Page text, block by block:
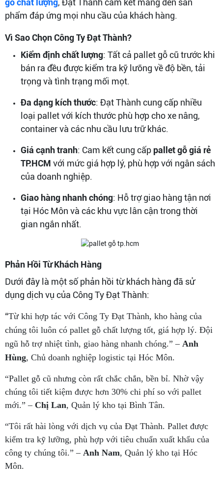
gỗ chất lượng, Đạt Thành cam kết mang đến sản
phẩm đáp ứng mọi nhu cầu của khách hàng.
Vì Sao Chọn Công Ty Đạt Thành?
Kiểm định chất lượng: Tất cả pallet gỗ cũ trước khi
bán ra đều được kiểm tra kỹ lưỡng về độ bền, tải
trọng và tình trạng mối mọt.
Đa dạng kích thước: Đạt Thành cung cấp nhiều
loại pallet với kích thước phù hợp cho xe nâng,
container và các nhu cầu lưu trữ khác.
Giá cạnh tranh: Cam kết cung cấp pallet gỗ giá rẻ
TP.HCM với mức giá hợp lý, phù hợp với ngân sách
của doanh nghiệp.
Giao hàng nhanh chóng: Hỗ trợ giao hàng tận nơi
tại Hóc Môn và các khu vực lân cận trong thời
gian ngắn nhất.
Phản Hồi Từ Khách Hàng
Dưới đây là một số phản hồi từ khách hàng đã sử
dụng dịch vụ của Công Ty Đạt Thành:
“Từ khi hợp tác với Công Ty Đạt Thành, kho hàng của
chúng tôi luôn có pallet gỗ chất lượng tốt, giá hợp lý. Đội
ngũ hỗ trợ nhiệt tình, giao hàng nhanh chóng.” – Anh
Hùng, Chủ doanh nghiệp logistic tại Hóc Môn.
“Pallet gỗ cũ nhưng còn rất chắc chắn, bền bỉ. Nhờ vậy
chúng tôi tiết kiệm được hơn 30% chi phí so với pallet
mới.” – Chị Lan, Quản lý kho tại Bình Tân.
“Tôi rất hài lòng với dịch vụ của Đạt Thành. Pallet được
kiểm tra kỹ lưỡng, phù hợp với tiêu chuẩn xuất khẩu của
công ty chúng tôi.” – Anh Nam, Quản lý kho tại Hóc
Môn.